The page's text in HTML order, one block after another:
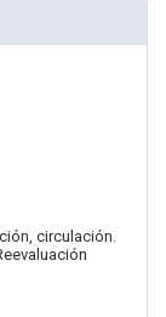
circulación.